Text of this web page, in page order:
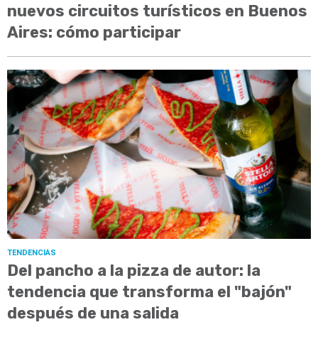
nuevos circuitos turísticos en Buenos
Aires: cómo participar
TENDENCIAS
Del pancho a la pizza de autor: la
tendencia que transforma el "bajón"
después de una salida